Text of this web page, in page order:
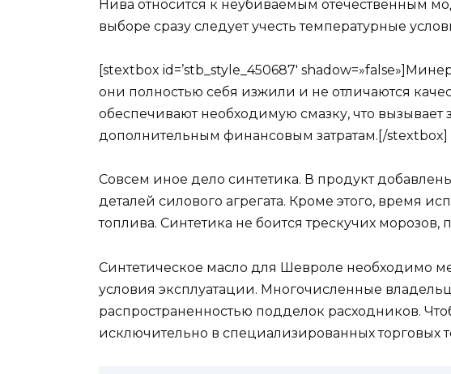
Нива относится к неубиваемым отечественным
выборе сразу следует учесть температурные
[stextbox id=’stb_style_450687′
они полностью себя изжили и не отличаются
обеспечивают необходимую смазку, что вызывает
дополнительным финансовым затратам.[/stextbox]
Совсем иное дело синтетика. В продукт
деталей силового агрегата. Кроме этого, время
топлива. Синтетика не боится трескучих
Синтетическое масло для Шевроле необходимо
условия эксплуатации. Многочисленные
распространенностью подделок расходников.
исключительно в специализированных торговых